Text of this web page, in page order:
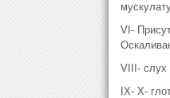
VI-
VIII- слух
IX- X-